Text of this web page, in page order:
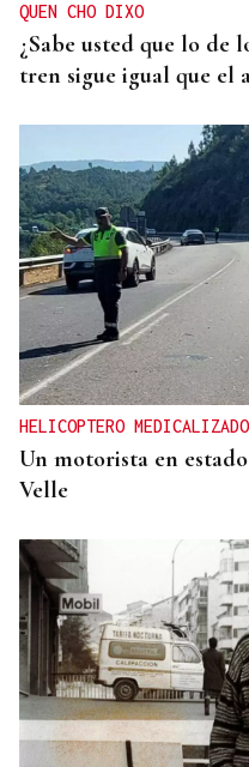
QUEN CHO DIXO
¿Sabe usted que lo de
tren sigue igual que el
HELICOPTERO MEDICALIZADO
Un motorista en
Velle